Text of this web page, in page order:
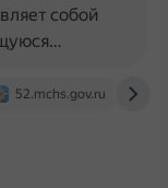
52.mchs.gov.ru
собой